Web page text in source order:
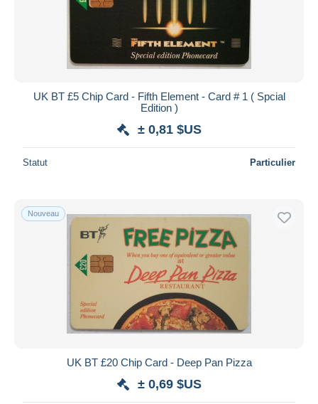
UK BT £5 Chip Card - Fifth Element - Card # 1 ( Spcial
Edition )
± 0,81 $US
Statut Particulier
Nouveau
UK BT £20 Chip Card - Deep Pan Pizza
± 0,69 $US